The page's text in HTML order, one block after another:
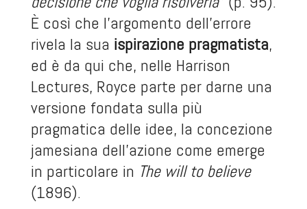
È così che l’argomento dell’errore
rivela la sua ispirazione pragmatista,
ed è da qui che, nelle Harrison
Lectures, Royce parte per darne una
versione fondata sulla più
pragmatica delle idee, la concezione
jamesiana dell’azione come emerge
in particolare in The will to believe
(1896).